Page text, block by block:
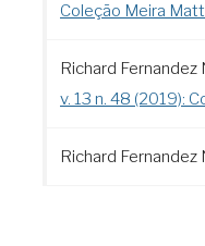
Coleção Meira
Richard Fernandez
v. 13 n. 48 (2019):
Richard Fernandez